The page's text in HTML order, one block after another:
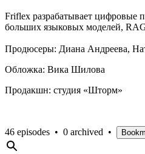
Friflex разрабатывает
больших языковых моделей,
Продюсеры: Диана Андреева,
Обложка: Вика Шилова
Продакшн: студия «Шторм»
46 episodes • 0 archived •